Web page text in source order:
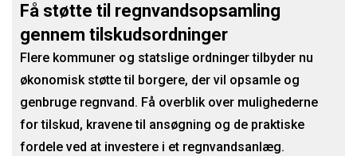
Få støtte til regnvandsopsamling
gennem tilskudsordninger
Flere kommuner og statslige ordninger tilbyder nu
økonomisk støtte til borgere, der vil opsamle og
genbruge regnvand. Få overblik over mulighederne
for tilskud, kravene til ansøgning og de praktiske
fordele ved at investere i et regnvandsanlæg.